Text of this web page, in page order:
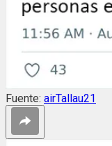
Fuente: airTallau21